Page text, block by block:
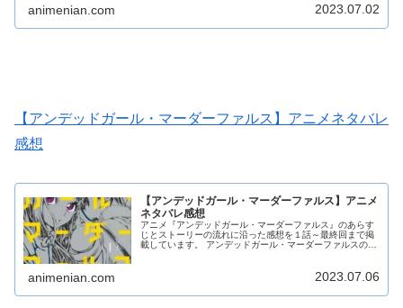
animenian.com 2023.07.02
【アンデッドガール・マーダーファルス】アニメネタバレ
感想
【アンデッドガール・マーダーファルス】アニメ
ネタバレ感想
アニメ『アンデッドガール・マーダーファルス』のあらす
じとストーリーの流れに沿った感想を１話～最終回まで掲
載しています。 アンデッドガール・マーダーファルスの感
animenian.com 2023.07.06